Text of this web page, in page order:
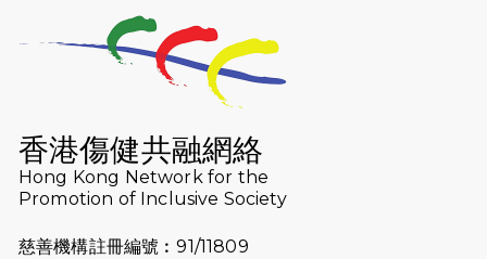
2026-07-23
猛龍長跑隊恆常練習 - 7月23日
（19:00開始）
猛龍長跑隊恆常練習 - 7月16日
2026-07-10
【猛龍戈壁118公里分享暨香港傷健共
融網絡15周年晚宴】
2026-07-09
猛龍長跑隊恆常練習 - 7月9日（19:00
香港傷健共融網絡
Hong Kong Network for the
Promotion of Inclusive Society
慈善機構註冊編號︰91/11809